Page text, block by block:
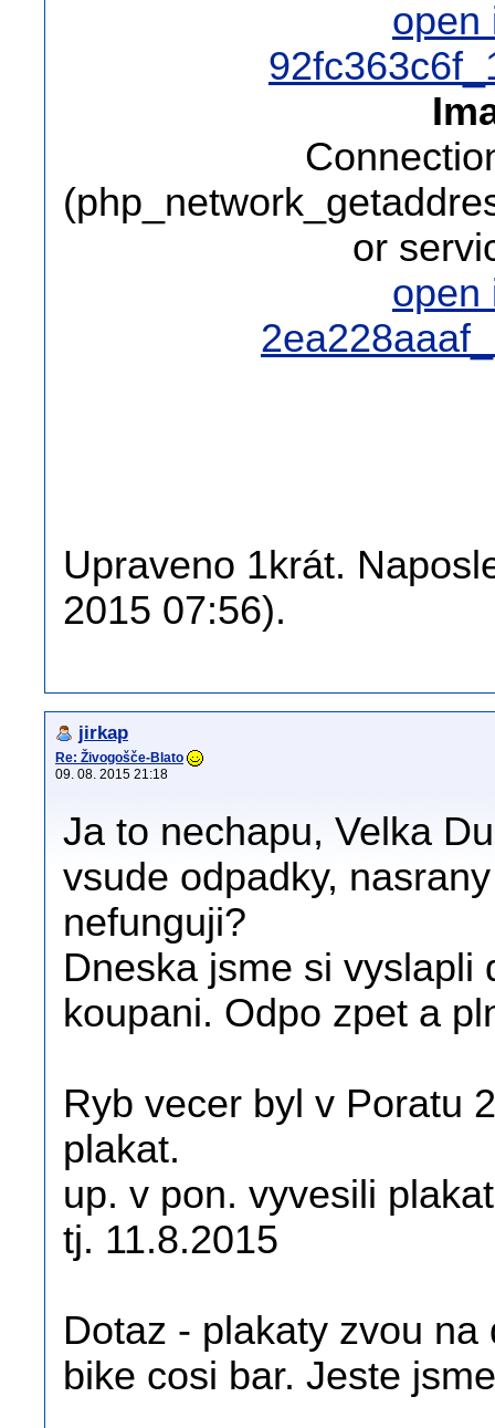
open
or
open
Upraveno 1krát.
2015 07:56).
jirkap
Re: Živogošče-Blato
09. 08. 2015 21:18
Ja to nechapu, Velka
vsude odpadky,
nefunguji?
Dneska jsme si vyslapli
koupani. Odpo zpet a
Ryb vecer byl v Poratu
plakat.
up. v pon. vyvesili
tj. 11.8.2015
Dotaz - plakaty zvou
bike cosi bar. Jeste